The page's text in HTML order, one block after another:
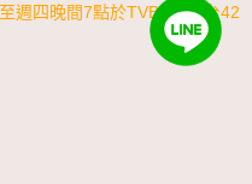
週四晚間7點於TVBS歡樂台42